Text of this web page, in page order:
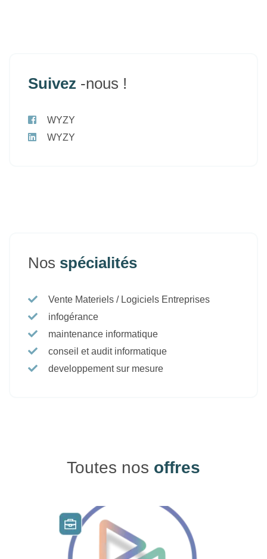
Suivez -nous !
WYZY
WYZY
Nos spécialités
Vente Materiels / Logiciels Entreprises
infogérance
maintenance informatique
conseil et audit informatique
developpement sur mesure
Toutes nos offres